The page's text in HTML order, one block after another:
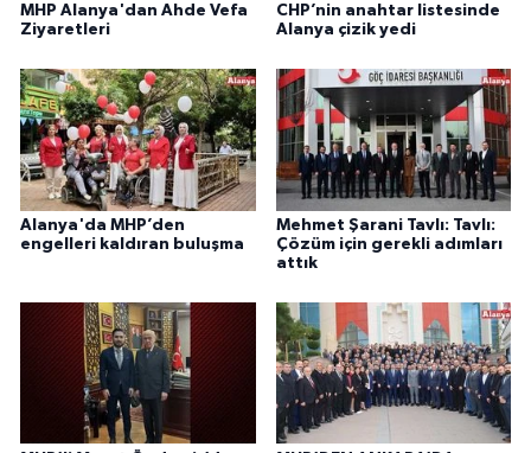
MHP Alanya'dan Ahde Vefa
Ziyaretleri
CHP’nin anahtar listesinde
Alanya çizik yedi
Alanya'da MHP’den
engelleri kaldıran buluşma
Mehmet Şarani Tavlı: Tavlı:
Çözüm için gerekli adımları
attık